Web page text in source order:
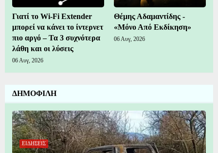
Γιατί το Wi-Fi Extender
μπορεί να κάνει το ίντερνετ
πιο αργό – Τα 3 συχνότερα
λάθη και οι λύσεις
06 Αυγ, 2026
Θέμης Αδαμαντίδης -
«Μόνο Από Εκδίκηση»
06 Αυγ, 2026
ΔΗΜΟΦΙΛΗ
ΕΙΔΗΣΕΙΣ